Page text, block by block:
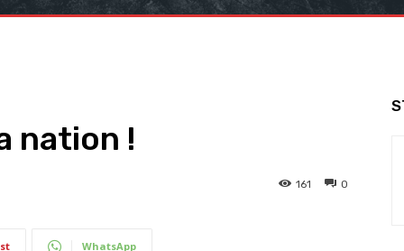
nation !
0
161
WhatsApp